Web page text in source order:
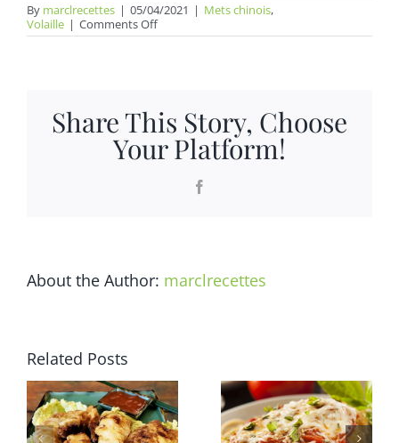
By marclrecettes | 05/04/2021 | Mets chinois,
Volaille | Comments Offon
Poulet
Share This Story, Choose
Your Platform!
About the Author: marclrecettes
Related Posts